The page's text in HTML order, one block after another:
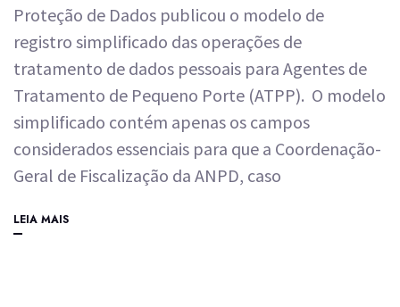
Proteção de Dados publicou o modelo de
registro simplificado das operações de
tratamento de dados pessoais para Agentes de
Tratamento de Pequeno Porte (ATPP). O modelo
simplificado contém apenas os campos
considerados essenciais para que a Coordenação-
Geral de Fiscalização da ANPD, caso
LEIA MAIS